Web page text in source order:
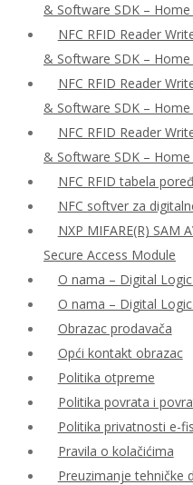
& Software SDK – Home
NFC RFID Reader
& Software SDK – Home
NFC RFID Reader
& Software SDK – Home
NFC RFID Reader
& Software SDK – Home
NFC RFID tabela
NFC softver za
NXP MIFARE(R) SAM
Secure Access Module
O nama – Digital
O nama – Digital
Obrazac prodavača
Opći kontakt obrazac
Politika otpreme
Politika povrata i
Politika privatnosti e-
Pravila o kolačićima
Preuzimanje tehničke